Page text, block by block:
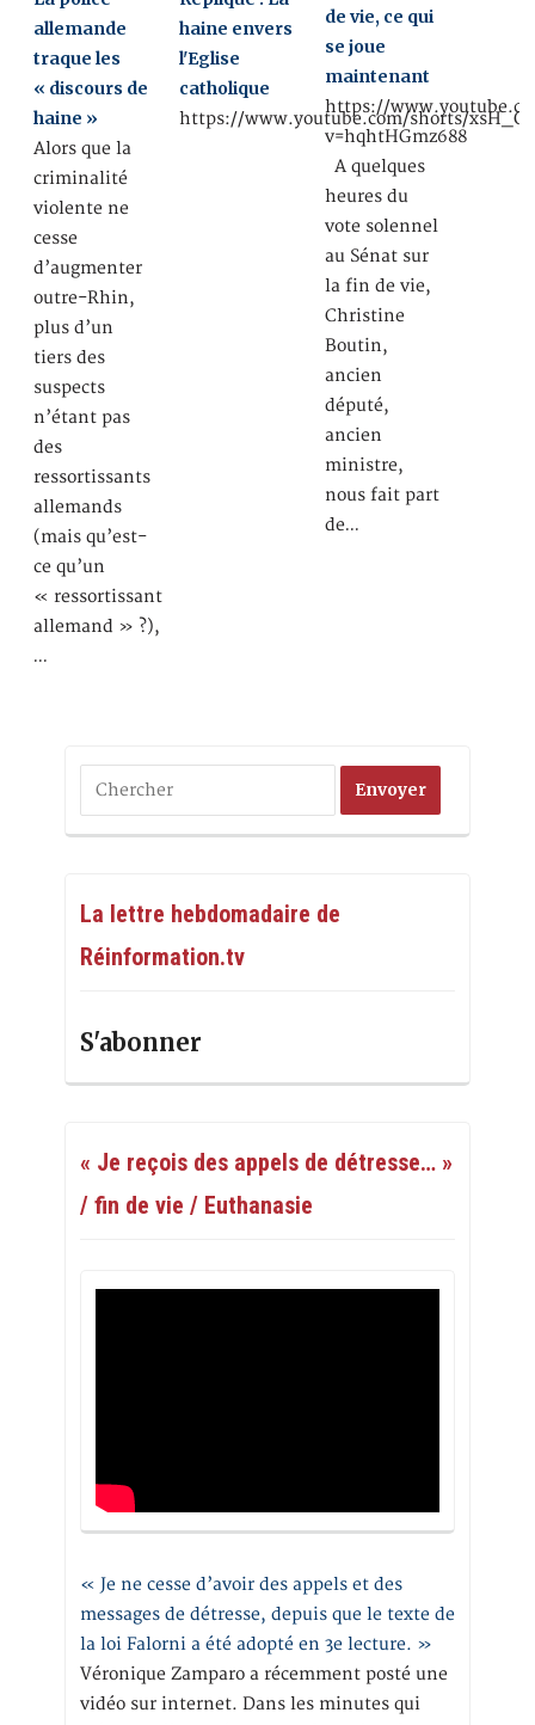
allemande
traque les
« discours de
haine »
Alors que la
criminalité
violente ne
cesse
d’augmenter
outre-Rhin,
plus d’un
tiers des
suspects
n’étant pas
des
ressortissants
allemands
(mais qu’est-
ce qu’un
« ressortissant
allemand » ?),
…
haine envers
l'Eglise
catholique
https://www.youtube.com/shorts/
de vie, ce qui
se joue
maintenant
https://
v=hqhtHGmz688
A quelques
heures du
vote solennel
au Sénat sur
la fin de vie,
Christine
Boutin,
ancien
député,
ancien
ministre,
nous fait part
de…
La lettre hebdomadaire de
Réinformation.tv
S'abonner
« Je reçois des appels de détresse… »
/ fin de vie / Euthanasie
« Je ne cesse d’avoir des appels et des
messages de détresse, depuis que le texte de
la loi Falorni a été adopté en 3e lecture. »
Véronique Zamparo a récemment posté une
vidéo sur internet. Dans les minutes qui